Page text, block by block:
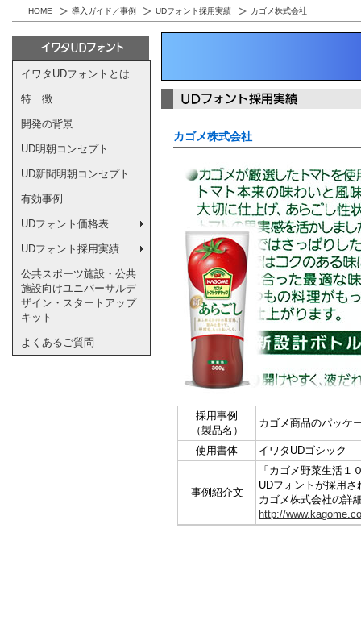
HOME 導入ガイド／事例 UDフォント採用実績 カゴメ株式会社
イワタUDフォントとは
特 徴
開発の背景
UD明朝コンセプト
UD新聞明朝コンセプト
有効事例
UDフォント価格表
UDフォント採用実績
公共スポーツ施設・公共
施設向けユニバーサルデ
ザイン・スタートアップ
キット
よくあるご質問
カゴメ株式会社
採用事例
（製品名）
カゴメ商品のパッケ
使用書体 イワタUDゴシック
事例紹介文
「カゴメ野菜生活１
UDフォントが採用さ
カゴメ株式会社の詳
http://